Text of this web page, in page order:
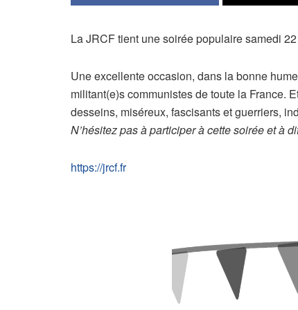
La JRCF tient une soirée populaire samedi
Une excellente occasion, dans la bonne
militant(e)s communistes de toute la France.
desseins, miséreux, fascisants et guerriers,
N’hésitez pas à participer à cette soirée et à
https://jrcf.fr